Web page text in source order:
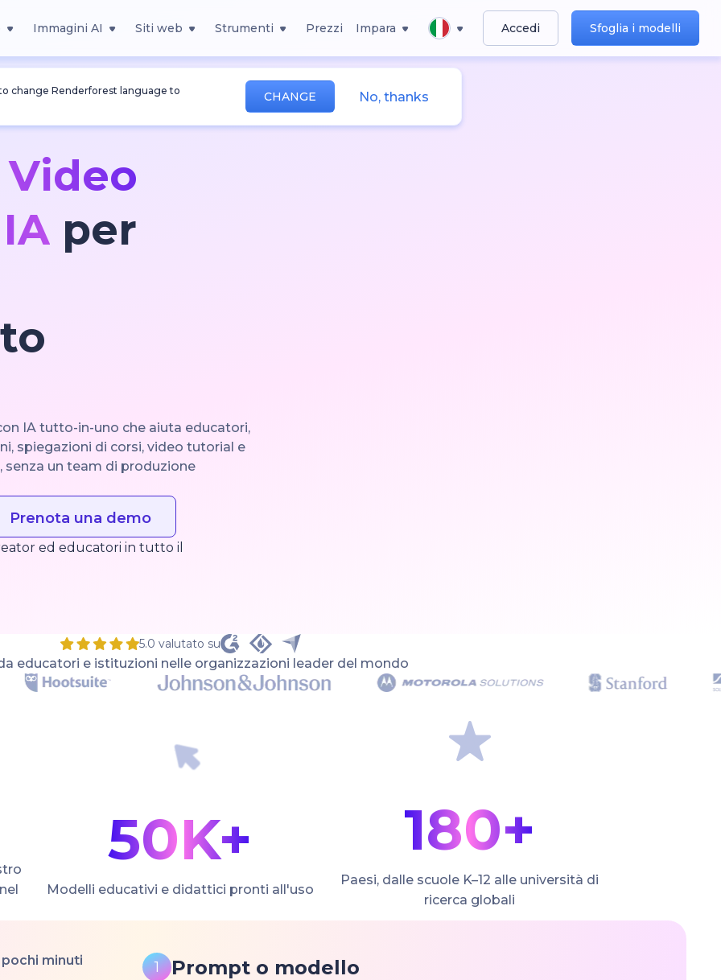
Immagini AI Siti web Strumenti Prezzi Impara Accedi Sfoglia i modelli
change Renderforest language to CHANGE No, thanks
per
IA tutto-in-uno che aiuta educatori,
spiegazioni di corsi, video tutorial e
un team di produzione
Prenota una demo
ed educatori in tutto il
5.0 valutato su
educatori e istituzioni nelle organizzazioni leader del mondo
50K+
Modelli educativi e didattici pronti all'uso
180+
Paesi, dalle scuole K–12 alle università di
ricerca globali
minuti 1 Prompt o modello